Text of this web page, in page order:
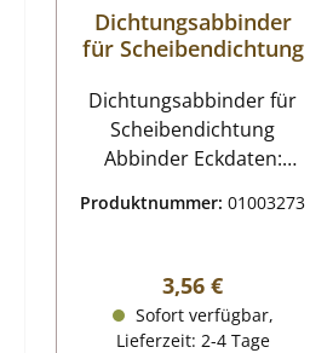
Dichtungsabbinder
für Scheibendichtung
Dichtungsabbinder für
Scheibendichtung
Abbinder Eckdaten:
Ausfransen der
100 x 25 mm pro Steifen
feuerfester Abbinder
Farbe schwarz 2 Streifen
Produktnummer:01003273
Regulärer Preis:
3,56 €
Sofort verfügbar,
Lieferzeit: 2-4 Tage